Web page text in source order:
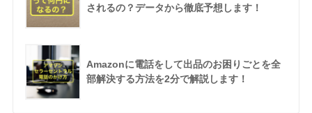
されるの？データから徹底予想します！
Amazonに電話をして出品のお困りごとを全
部解決する方法を2分で解説します！